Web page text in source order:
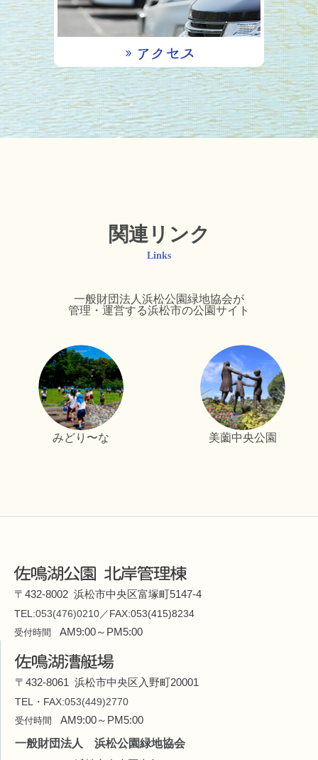
関連リンク
Links
一般財団法人浜松公園緑地協会が
管理・運営する浜松市の公園サイト
みどり〜な 美薗中央公園
〒432-8002 浜松市中央区富塚町5147-4
TEL:053(476)0210／FAX:053(415)8234
受付時間 AM9:00～PM5:00
〒432-8061 浜松市中央区入野町20001
TEL・FAX:053(449)2770
受付時間
AM9:00～PM5:00
一般財団法人 浜松公園緑地協会